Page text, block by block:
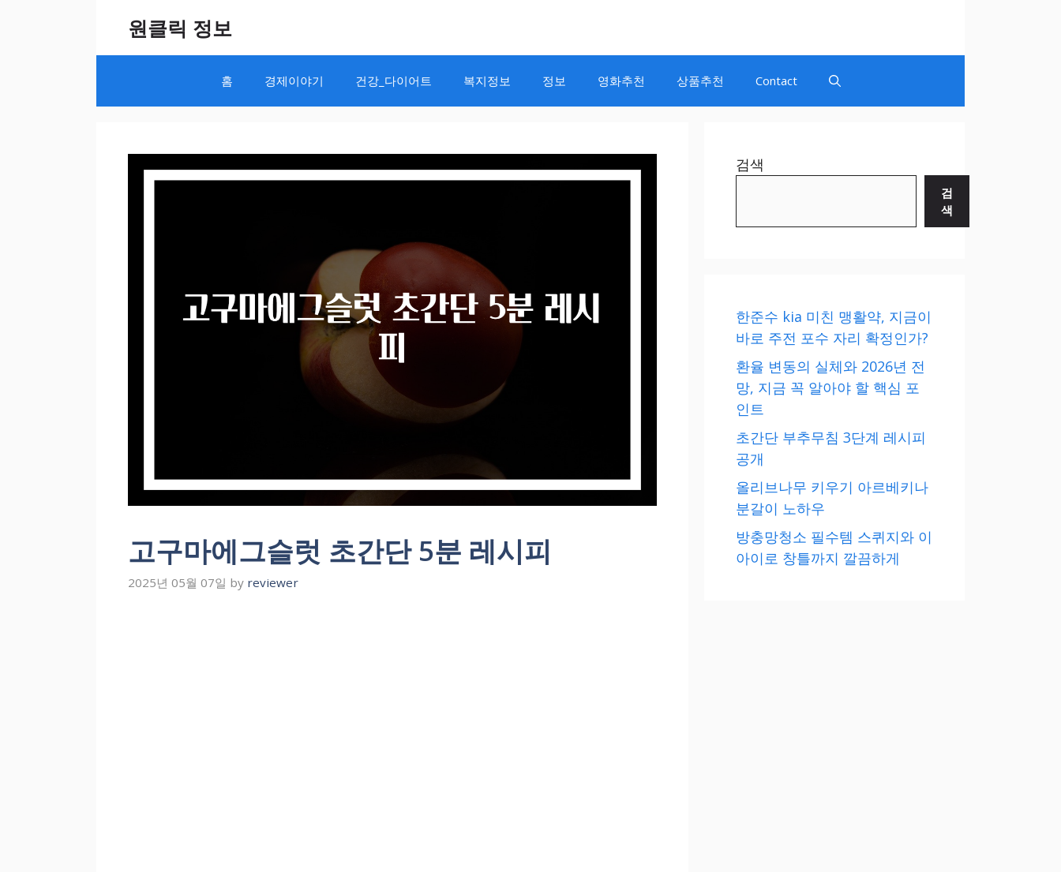
원클릭 정보
홈 경제이야기 건강_다이어트 복지정보 정보 영화추천 상품추천 Contact
고구마에그슬럿 초간단 5분 레시피
2025년 05월 07일 by reviewer
검색
검
색
한준수 kia 미친 맹활약, 지금이
바로 주전 포수 자리 확정인가?
환율 변동의 실체와 2026년 전
망, 지금 꼭 알아야 할 핵심 포
인트
초간단 부추무침 3단계 레시피
공개
올리브나무 키우기 아르베키나
분갈이 노하우
방충망청소 필수템 스퀴지와 이
아이로 창틀까지 깔끔하게